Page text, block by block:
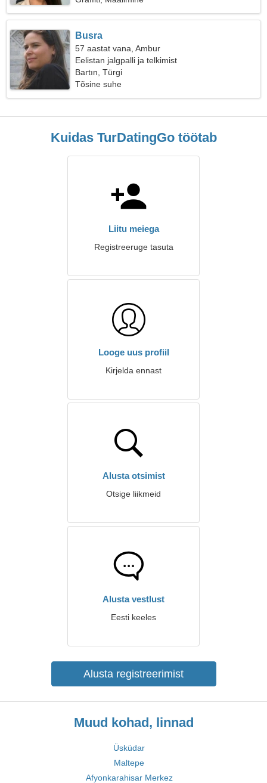
Busra
57 aastat vana, Ambur
Eelistan jalgpalli ja telkimist
Bartın, Türgi
Tõsine suhe
Kuidas TurDatingGo töötab
Liitu meiega
Registreeruge tasuta
Looge uus profiil
Kirjelda ennast
Alusta otsimist
Otsige liikmeid
Alusta vestlust
Eesti keeles
Alusta registreerimist
Muud kohad, linnad
Üsküdar
Maltepe
Afyonkarahisar Merkez